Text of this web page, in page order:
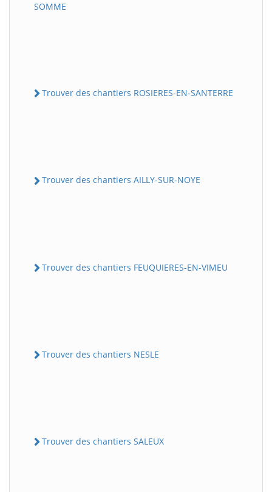
SOMME
Trouver des chantiers ROSIERES-EN-SANTERRE
Trouver des chantiers AILLY-SUR-NOYE
Trouver des chantiers FEUQUIERES-EN-VIMEU
Trouver des chantiers NESLE
Trouver des chantiers SALEUX